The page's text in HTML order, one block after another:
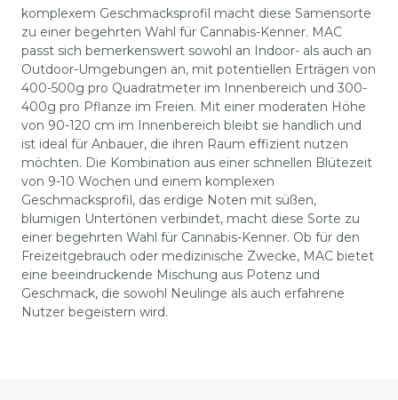
komplexem Geschmacksprofil macht diese Samensorte
zu einer begehrten Wahl für Cannabis-Kenner. MAC
passt sich bemerkenswert sowohl an Indoor- als auch an
Outdoor-Umgebungen an, mit potentiellen Erträgen von
400-500g pro Quadratmeter im Innenbereich und 300-
400g pro Pflanze im Freien. Mit einer moderaten Höhe
von 90-120 cm im Innenbereich bleibt sie handlich und
ist ideal für Anbauer, die ihren Raum effizient nutzen
möchten. Die Kombination aus einer schnellen Blütezeit
von 9-10 Wochen und einem komplexen
Geschmacksprofil, das erdige Noten mit süßen,
blumigen Untertönen verbindet, macht diese Sorte zu
einer begehrten Wahl für Cannabis-Kenner. Ob für den
Freizeitgebrauch oder medizinische Zwecke, MAC bietet
eine beeindruckende Mischung aus Potenz und
Geschmack, die sowohl Neulinge als auch erfahrene
Nutzer begeistern wird.